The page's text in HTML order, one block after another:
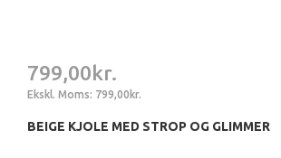
799,00kr.
Ekskl. Moms: 799,00kr.
BEIGE KJOLE MED STROP OG GLIMMER